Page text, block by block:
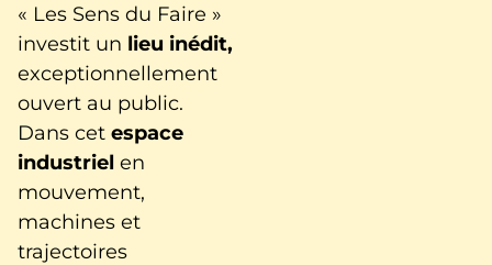
« Les Sens du Faire »
investit un lieu inédit,
exceptionnellement
ouvert au public.
Dans cet espace
industriel en
mouvement,
machines et
trajectoires